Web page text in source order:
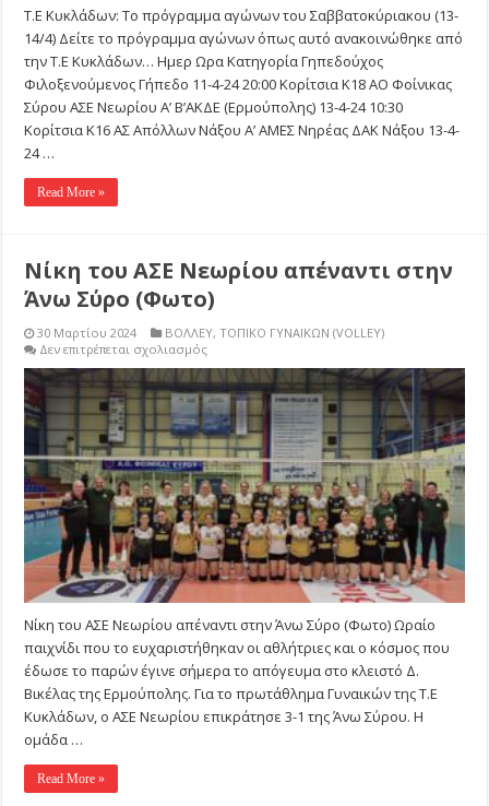
Τ.Ε Κυκλάδων: Το πρόγραμμα αγώνων του Σαββατοκύριακου (13-
14/4) Δείτε το πρόγραμμα αγώνων όπως αυτό ανακοινώθηκε από
την Τ.Ε Κυκλάδων… Ημερ Ωρα Κατηγορία Γηπεδούχος
Φιλοξενούμενος Γήπεδο 11-4-24 20:00 Κορίτσια Κ18 ΑΟ Φοίνικας
Σύρου ΑΣΕ Νεωρίου Α’ Β’ΑΚΔΕ (Ερμούπολης) 13-4-24 10:30
Κορίτσια Κ16 ΑΣ Απόλλων Νάξου Α’ ΑΜΕΣ Νηρέας ΔΑΚ Νάξου 13-4-
24 …
Read More »
Νίκη του ΑΣΕ Νεωρίου απέναντι στην
Άνω Σύρο (Φωτο)
30 Μαρτίου 2024 ΒΟΛΛΕΥ,ΤΟΠΙΚΟ ΓΥΝΑΙΚΩΝ (VOLLEY)
Δεν επιτρέπεται σχολιασμόςστο
του
ΑΣΕ
Νεωρίου
απέναντι
στην
Άνω
Σύρο
(Φωτο)
Νίκη του ΑΣΕ Νεωρίου απέναντι στην Άνω Σύρο (Φωτο) Ωραίο
παιχνίδι που το ευχαριστήθηκαν οι αθλήτριες και ο κόσμος που
έδωσε το παρών έγινε σήμερα το απόγευμα στο κλειστό Δ.
Βικέλας της Ερμούπολης. Για το πρωτάθλημα Γυναικών της Τ.Ε
Κυκλάδων, ο ΑΣΕ Νεωρίου επικράτησε 3-1 της Άνω Σύρου. Η
ομάδα …
Read More »